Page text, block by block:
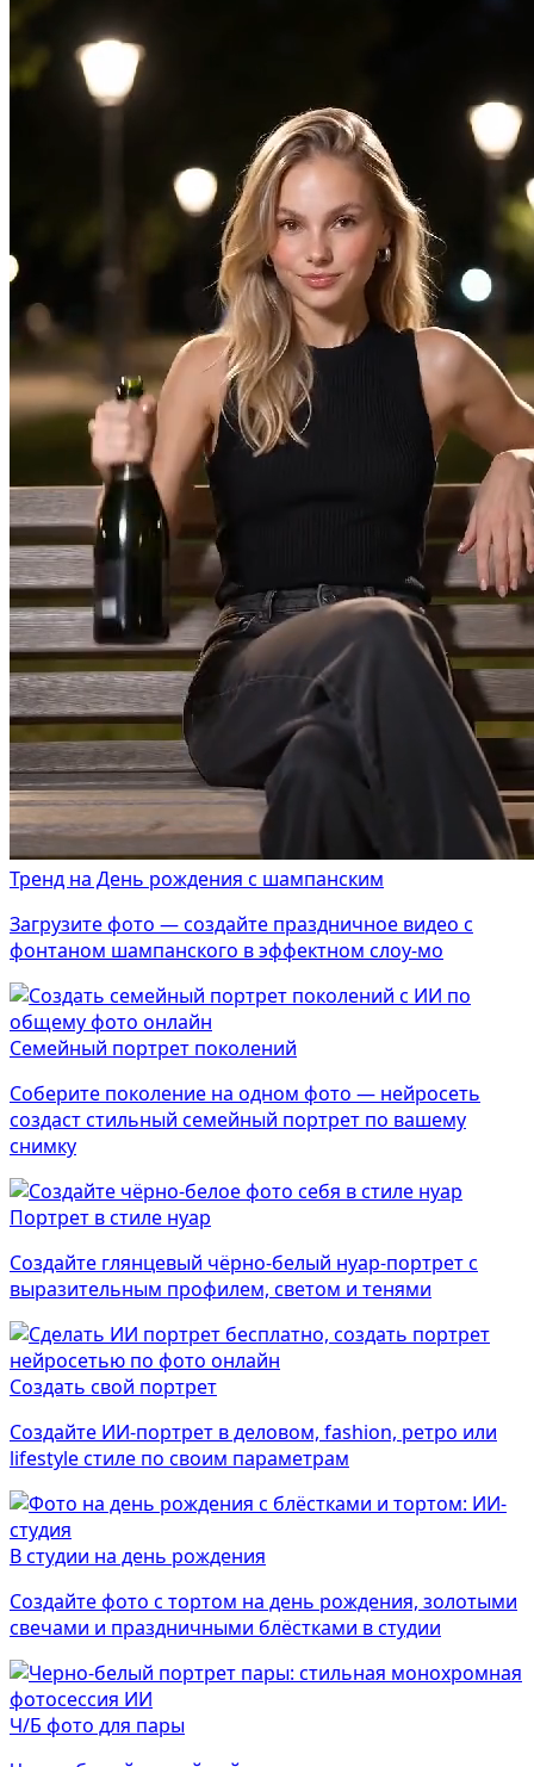
Тренд на День рождения с шампанским
Загрузите фото — создайте праздничное видео с
фонтаном шампанского в эффектном слоу-мо
Семейный портрет поколений
Соберите поколение на одном фото — нейросеть
создаст стильный семейный портрет по вашему
снимку
Портрет в стиле нуар
Создайте глянцевый чёрно-белый нуар-портрет с
выразительным профилем, светом и тенями
Создать свой портрет
Создайте ИИ-портрет в деловом, fashion, ретро или
lifestyle стиле по своим параметрам
В студии на день рождения
Создайте фото с тортом на день рождения, золотыми
свечами и праздничными блёстками в студии
Ч/Б фото для пары